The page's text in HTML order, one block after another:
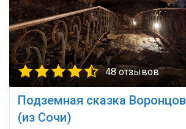
48 отзывов
Подземная сказка
(из Сочи)